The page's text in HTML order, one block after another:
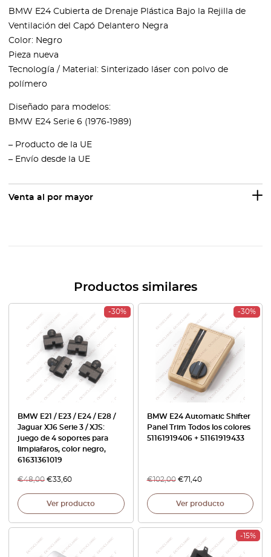
BMW E24 Cubierta de Drenaje Plástica Bajo la Rejilla de
Ventilación del Capó Delantero Negra
Color: Negro
Pieza nueva
Tecnología / Material: Sinterizado láser con polvo de
polímero
Diseñado para modelos:
BMW E24 Serie 6 (1976-1989)
– Producto de la UE
– Envío desde la UE
Venta al por mayor
Productos similares
-30%
BMW E21 / E23 / E24 / E28 /
Jaguar XJ6 Serie 3 / XJS:
juego de 4 soportes para
limpiafaros, color negro,
61631361019
€48,00 €33,60
Ver producto
-30%
BMW E24 Automatic Shifter
Panel Trim Todos los colores
51161919406 + 51161919433
€102,00 €71,40
Ver producto
-15%